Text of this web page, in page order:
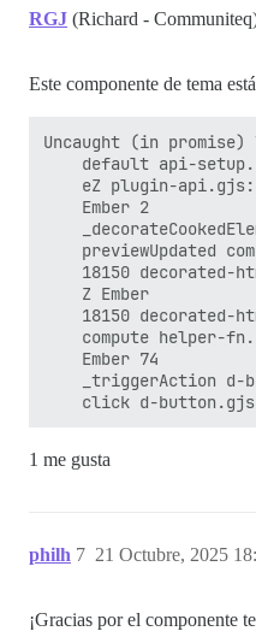
RGJ (Richard -
Este componente de tema
Uncaught (in
default api-
eZ plugin-
    Ember 2
previewUpdated
18150 decorated-
    Z Ember
18150 decorated-
compute helper-
    Ember 74
_triggerAction d-
1 me gusta
philh 21 Octubre, 2025
7
¡Gracias por el componente